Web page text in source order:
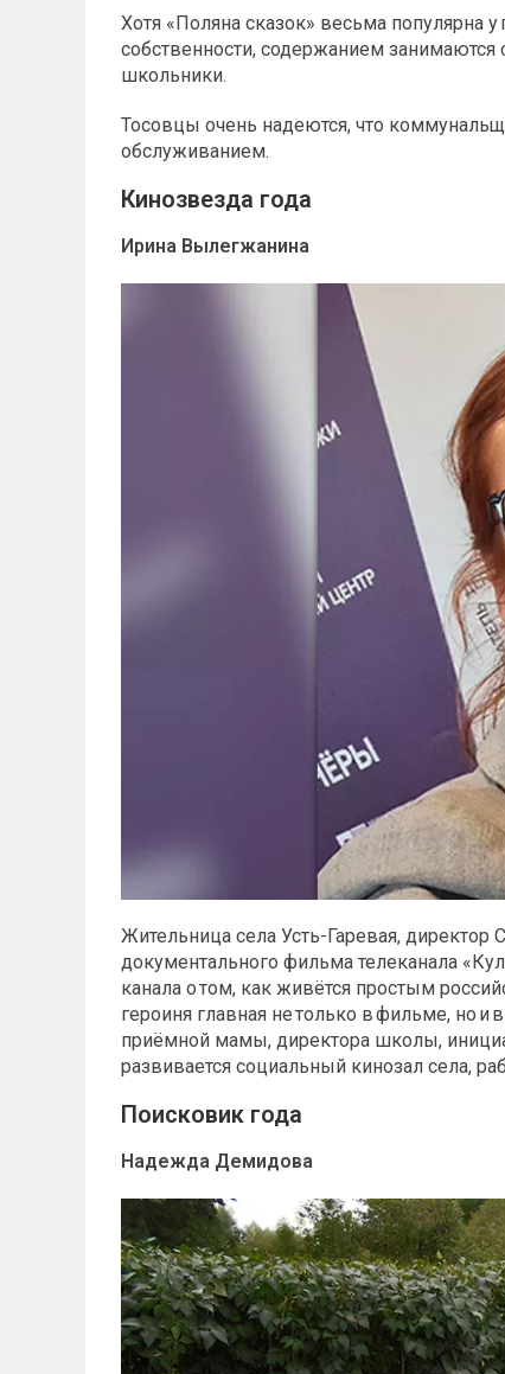
Хотя «Поляна сказок» весьма популярна
собственности, содержанием
школьники.
Тосовцы очень надеются, что
обслуживанием.
Кинозвезда года
Ирина Вылегжанина
Жительница села Усть-Гаревая, директор
документального фильма телеканала
канала о том, как живётся простым
героиня главная не только в фильме, но и
приёмной мамы, директора школы,
развивается социальный кинозал села,
Поисковик года
Надежда Демидова